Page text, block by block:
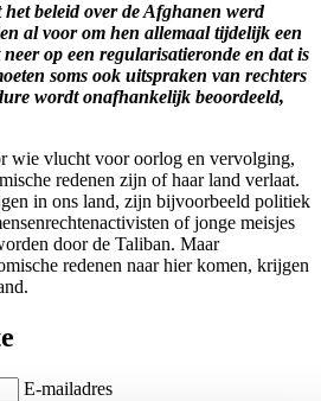
het beleid over de Afghanen werd
al voor om hen allemaal tijdelijk een
op een regularisatieronde en dat is
soms ook uitspraken van rechters
wordt onafhankelijk beoordeeld,
wie vlucht voor oorlog en vervolging,
redenen zijn of haar land verlaat.
in ons land, zijn bijvoorbeeld politiek
of jonge meisjes
door de Taliban. Maar
redenen naar hier komen, krijgen
E-mailadres